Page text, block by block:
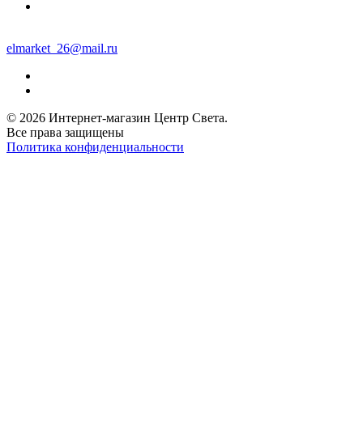
elmarket_26@mail.ru
© 2026 Интернет-магазин Центр Света.
Все права защищены
Политика конфиденциальности